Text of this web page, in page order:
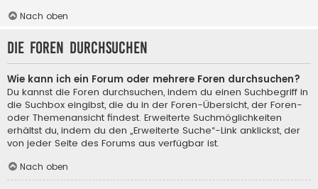
Nach oben
Die Foren durchsuchen
Wie kann ich ein Forum oder mehrere Foren durchsuchen?
Du kannst die Foren durchsuchen, indem du einen Suchbegriff in
die Suchbox eingibst, die du in der Foren-Übersicht, der Foren-
oder Themenansicht findest. Erweiterte Suchmöglichkeiten
erhältst du, indem du den „Erweiterte Suche“-Link anklickst, der
von jeder Seite des Forums aus verfügbar ist.
Nach oben